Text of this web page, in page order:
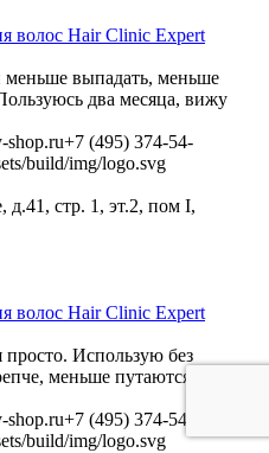
волос Hair Clinic Expert
выпадать, меньше
два месяца, вижу
shop.ru+7 (495) 374-54-
build/img/logo.svg
д.41, стр. 1, эт.2, пом I,
волос Hair Clinic Expert
просто. Использую без
меньше путаются и
shop.ru+7 (495) 374-54-
build/img/logo.svg